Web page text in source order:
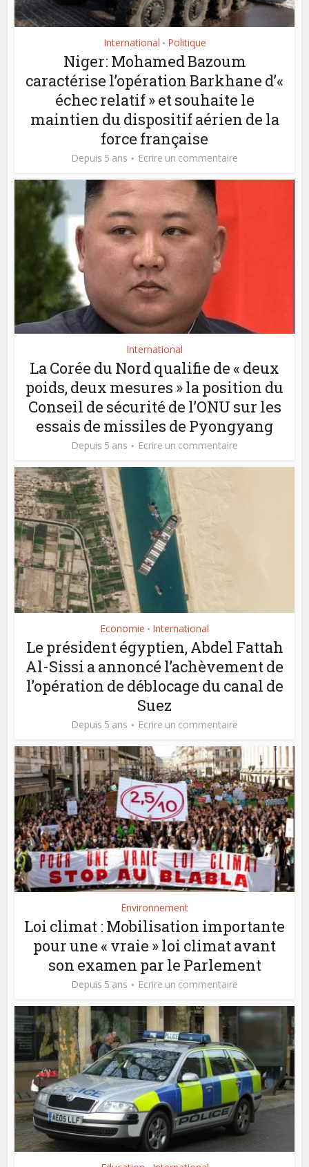
International • Politique
Niger: Mohamed Bazoum
caractérise l’opération Barkhane d’«
échec relatif » et souhaite le
maintien du dispositif aérien de la
force française
Depuis 5 ans Ecrire un commentaire
International
La Corée du Nord qualifie de « deux
poids, deux mesures » la position du
Conseil de sécurité de l’ONU sur les
essais de missiles de Pyongyang
Depuis 5 ans Ecrire un commentaire
Economie • International
Le président égyptien, Abdel Fattah
Al-Sissi a annoncé l’achèvement de
l’opération de déblocage du canal de
Suez
Depuis 5 ans Ecrire un commentaire
Environnement
Loi climat : Mobilisation importante
pour une « vraie » loi climat avant
son examen par le Parlement
Depuis 5 ans Ecrire un commentaire